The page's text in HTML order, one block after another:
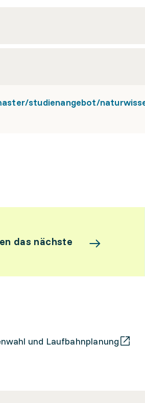
studienangebot/
das nächste
und Laufbahnplanung